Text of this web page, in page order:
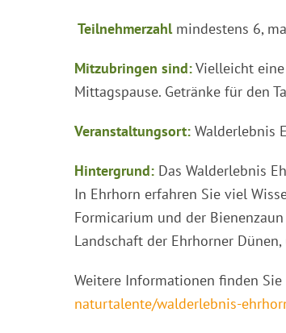
Teilnehmerzahl mindestens 6,
Mitzubringen sind:Vielleicht
Mittagspause. Getränke für den
Veranstaltungsort: Walderlebnis
Hintergrund: Das Walderlebnis
In Ehrhorn erfahren Sie viel
Formicarium und der
Landschaft der Ehrhorner
Weitere Informationen finden Sie
naturtalente/walderlebnis-